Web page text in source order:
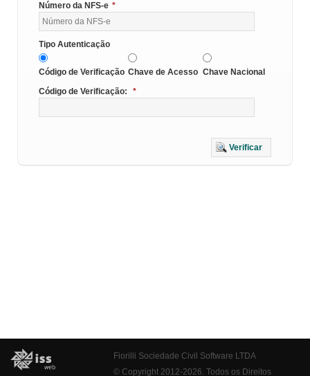
Número da NFS-e *
Tipo Autenticação
Código de Verificação Chave de Acesso Chave Nacional
Código de Verificação:
*
Verificar
Fiorilli Sociedade Civil Software LTDA
© Copyright 2012-2026. Todos os Direitos